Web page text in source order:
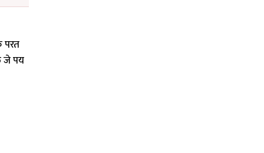
परत
जे पय